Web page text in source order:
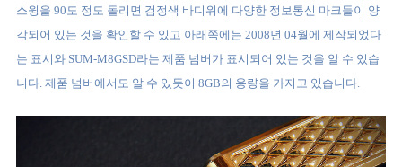
스윙을 90도 정도 돌리면 검정색 바디위에 다양한 정보통신 마크들이 양
각되어 있는 것을 확인할 수 있고 아래쪽에는 2008년 04월에 제작되었다
는 표시와 SUM-M8GSD라는 제품 넘버가 표시되어 있는 것을 알 수 있습
니다. 제품 넘버에서도 알 수 있듯이 8GB의 용량을 가지고 있습니다.